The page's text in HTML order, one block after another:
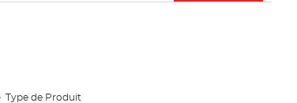
Type de Produit